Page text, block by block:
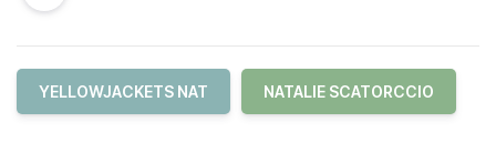
YELLOWJACKETS NAT NATALIE SCATORCCIO